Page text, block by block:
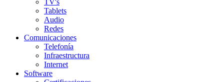
TV's
Tablets
Audio
Redes
Comunicaciones
Telefonía
Infraestructura
Internet
Software